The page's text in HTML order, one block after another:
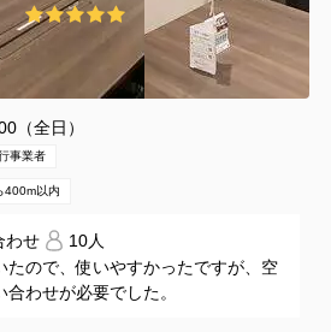
間
(1件)
都渋谷区神宮前4-11-6
1〜10名
（全日）
事業者
400m以内
わせ
10人
たので、使いやすかったですが、空
わせが必要でした。